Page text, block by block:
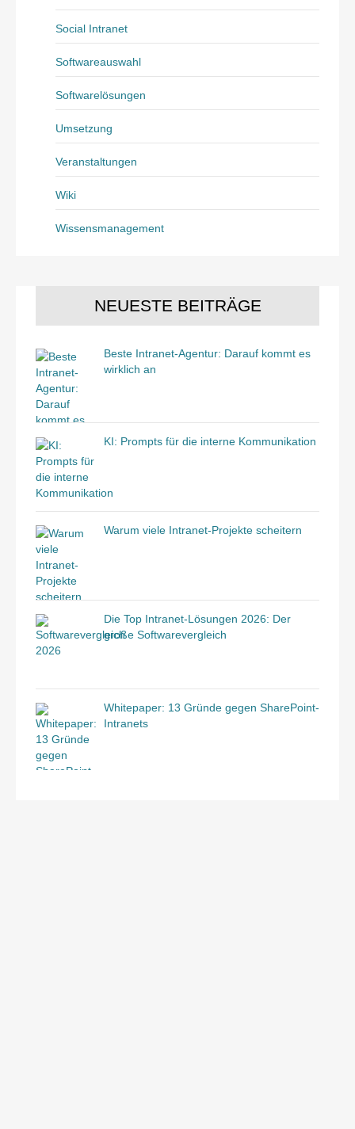
Social Intranet
Softwareauswahl
Softwarelösungen
Umsetzung
Veranstaltungen
Wiki
Wissensmanagement
NEUESTE BEITRÄGE
Beste Intranet-Agentur: Darauf kommt es
wirklich an
KI: Prompts für die interne Kommunikation
Warum viele Intranet-Projekte scheitern
Die Top Intranet-Lösungen 2026: Der
große Softwarevergleich
Whitepaper: 13 Gründe gegen SharePoint-
Intranets